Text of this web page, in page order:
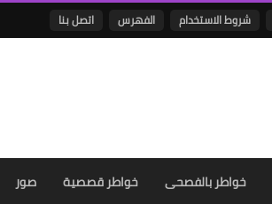
شروط الاستخدام الفهرس اتصل بنا
خواطر بالفصحى خواطر قصصية صور